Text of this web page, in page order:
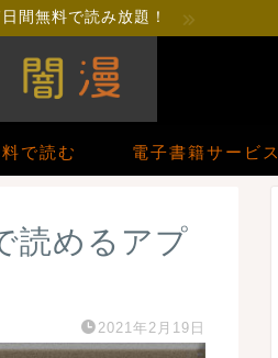
間無料で読み放題！
で読む 電子書籍サービス
読めるアプ
2021年2月19日